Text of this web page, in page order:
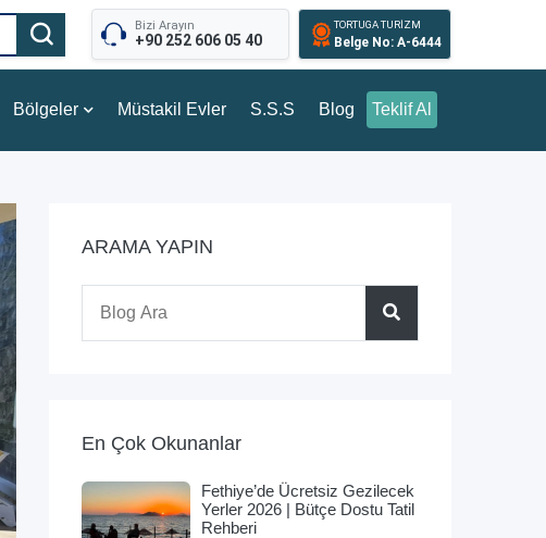
Bizi Arayın
+90 252 606 05 40
TORTUGA TURİZM
Belge No: A-6444
Bölgeler Müstakil Evler S.S.S Blog Teklif Al
ARAMA YAPIN
En Çok Okunanlar
Fethiye’de Ücretsiz Gezilecek
Yerler 2026 | Bütçe Dostu Tatil
Rehberi